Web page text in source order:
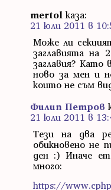
mertol каза:
21 юли 2011 в
Може ли
заглавията на
заглавия? Като
ново за мен и
които не съм
Филип Петров
21 юли 2011 в
Тези на два
обикновено не
ден :) Иначе
много:
https://